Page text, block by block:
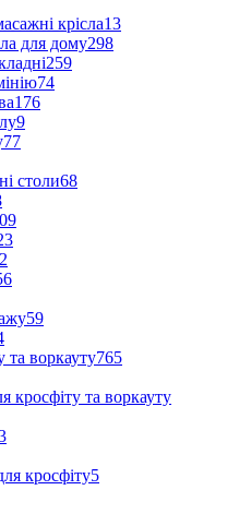
крісла13
для дому298
259
74
176
9
77
столи68
59
та воркауту765
кросфіту та воркауту
кросфіту5